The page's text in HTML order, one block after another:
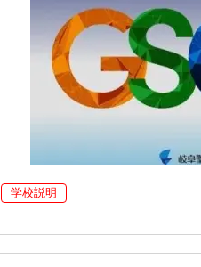
学校説明